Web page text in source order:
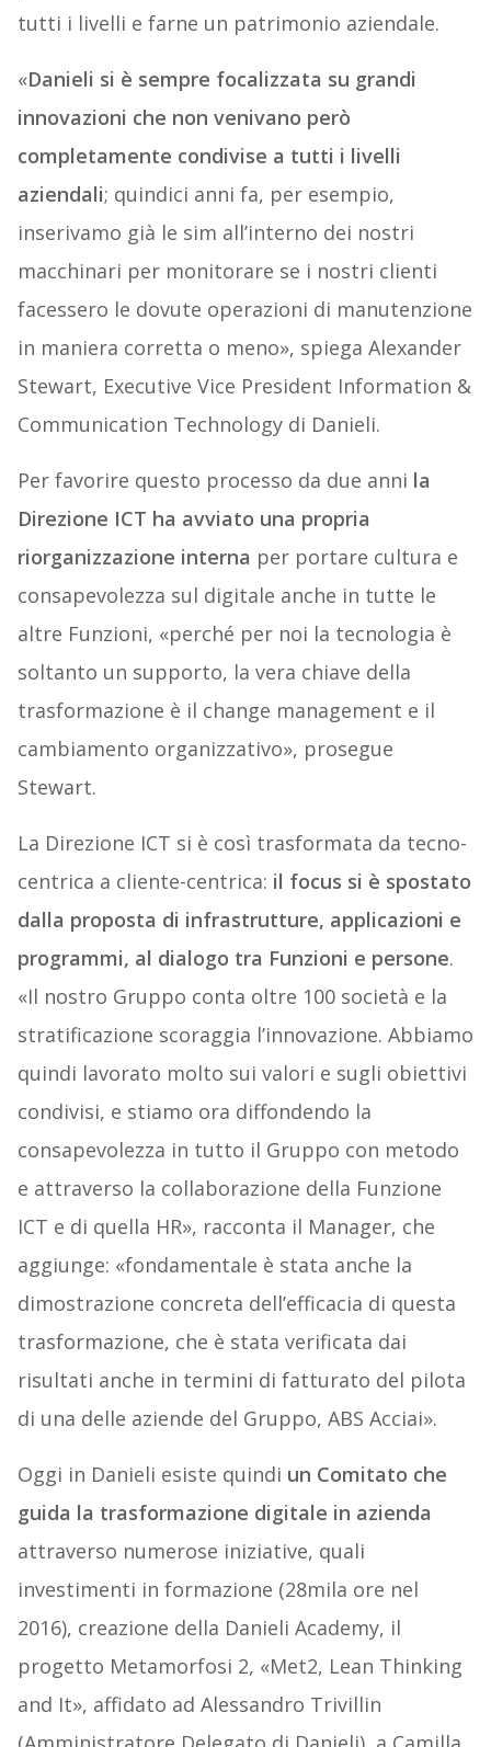
tutti i livelli e farne un patrimonio aziendale.
«Danieli si è sempre focalizzata su grandi
innovazioni che non venivano però
completamente condivise a tutti i livelli
aziendali; quindici anni fa, per esempio,
inserivamo già le sim all’interno dei nostri
macchinari per monitorare se i nostri clienti
facessero le dovute operazioni di manutenzione
in maniera corretta o meno», spiega Alexander
Stewart, Executive Vice President Information &
Communication Technology di Danieli.
Per favorire questo processo da due anni la
Direzione ICT ha avviato una propria
riorganizzazione interna per portare cultura e
consapevolezza sul digitale anche in tutte le
altre Funzioni, «perché per noi la tecnologia è
soltanto un supporto, la vera chiave della
trasformazione è il change management e il
cambiamento organizzativo», prosegue
Stewart.
La Direzione ICT si è così trasformata da tecno-
centrica a cliente-centrica: il focus si è spostato
dalla proposta di infrastrutture, applicazioni e
programmi, al dialogo tra Funzioni e persone.
«Il nostro Gruppo conta oltre 100 società e la
stratificazione scoraggia l’innovazione. Abbiamo
quindi lavorato molto sui valori e sugli obiettivi
condivisi, e stiamo ora diffondendo la
consapevolezza in tutto il Gruppo con metodo
e attraverso la collaborazione della Funzione
ICT e di quella HR», racconta il Manager, che
aggiunge: «fondamentale è stata anche la
dimostrazione concreta dell’efficacia di questa
trasformazione, che è stata verificata dai
risultati anche in termini di fatturato del pilota
di una delle aziende del Gruppo, ABS Acciai».
Oggi in Danieli esiste quindi un Comitato che
guida la trasformazione digitale in azienda
attraverso numerose iniziative, quali
investimenti in formazione (28mila ore nel
2016), creazione della Danieli Academy, il
progetto Metamorfosi 2, «Met2, Lean Thinking
and It», affidato ad Alessandro Trivillin